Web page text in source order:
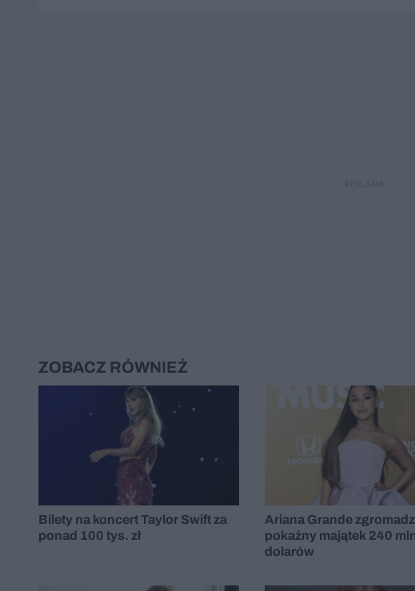
ZOBACZ RÓWNIEŻ
Bilety na koncert Taylor Swift za
ponad 100 tys. zł
Ariana Grande
pokaźny majątek 240
dolarów